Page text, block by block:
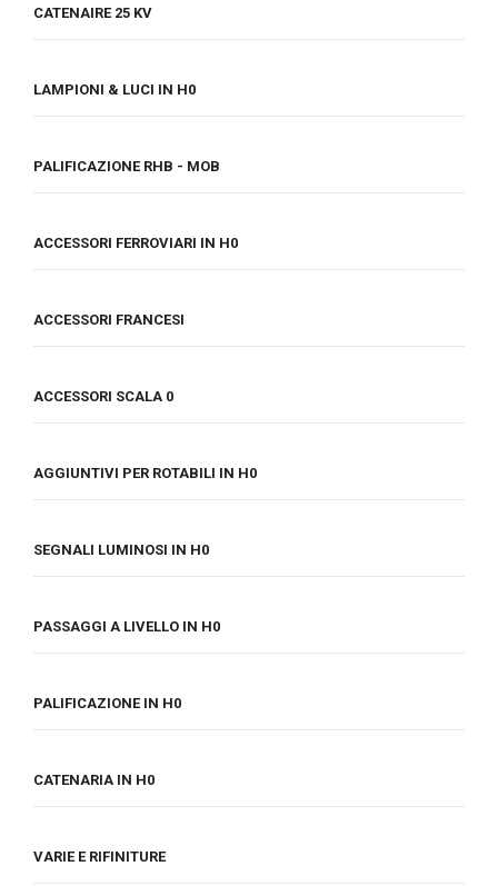
CATENAIRE 25 KV
LAMPIONI & LUCI IN H0
PALIFICAZIONE RHB - MOB
ACCESSORI FERROVIARI IN H0
ACCESSORI FRANCESI
ACCESSORI SCALA 0
AGGIUNTIVI PER ROTABILI IN H0
SEGNALI LUMINOSI IN H0
PASSAGGI A LIVELLO IN H0
PALIFICAZIONE IN H0
CATENARIA IN H0
VARIE E RIFINITURE